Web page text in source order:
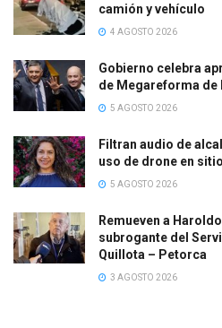
camión y vehículo
4 AGOSTO 2026
Gobierno celebra
de Megareforma de
5 AGOSTO 2026
Filtran audio de
uso de drone en
5 AGOSTO 2026
Remueven a
subrogante del
Quillota – Petorca
3 AGOSTO 2026